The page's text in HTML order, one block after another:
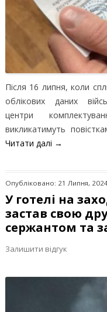
Після 16 липня, коли
облікових даних
центри
викликатимуть
Читати далі →
Опубліковано: 21 Липня,
У готелі на
застав свою
сержантом та
Залишити відгук